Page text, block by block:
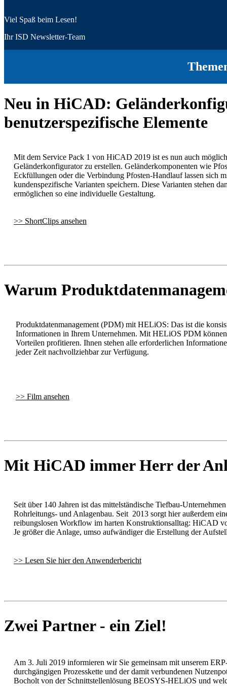
Viel Spaß beim Lesen!
Ihr ISD Newsletter-Team
Neu in HiCAD:
benutzerspezifische Elemente
Mit dem Service Pack 1 von HiCAD 2019 ist es nun auch
Geländerkonfigurator zu erstellen. Geländerkomponenten wie
Eckfüllungen oder die Verbindung Pfosten-Handlauf lassen sich
kundenspezifische Varianten speichern. Diese Varianten stehen
ermöglichen so eine individuelle Gestaltung.
>> ShortClips ansehen
Warum
Produktdatenmanagement (PDM) mit HELiOS: Das ist die
Informationen in Ihrem Unternehmen. Mit HELiOS PDM
Vorteilen profitieren. Ihnen stehen alle erforderlichen
jeder Zeit nachvollziehbar zur Verfügung.
>> Film ansehen
Mit HiCAD immer Herr der
Seit über 140 Jahren ist das mittelständische Tiefbau-
Rohrleitungs- und Anlagenbau. Seit 2013 sorgt hier außerdem
reibungslosen Workflow im harten Konstruktionsalltag: HiCAD
Je größer die Anlage, umso aufwändiger die Erstellung der
>> Lesen Sie hier den Anwenderbericht
Zwei Partner - ein Ziel!
Am 3. Juli 2019 informieren wir Sie gemeinsam mit unserem
durchgängigen Prozesskette und der damit verbundenen
Bocholt von der Schnittstellenlösung BEOSYS-HELiOS und